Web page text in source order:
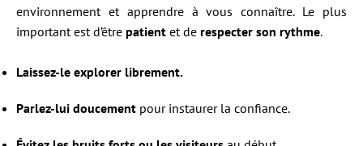
environnement et apprendre à vous connaître. Le plus
important est d’être patient et de respecter son rythme.
Laissez-le explorer librement.
Parlez-lui doucement pour instaurer la confiance.